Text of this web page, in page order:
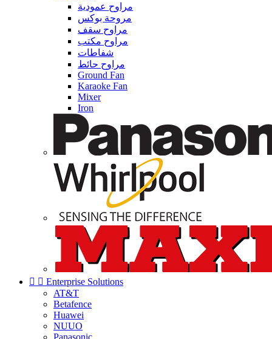
مراوح عمودية
مروحة بوكس
مراوح سقف
مراوح مكتب
شفاطات
مراوح حائط
Ground Fan
Karaoke Fan
Mixer
Iron
  Enterprise Solutions
AT&T
Betafence
Huawei
NUUO
Panasonic